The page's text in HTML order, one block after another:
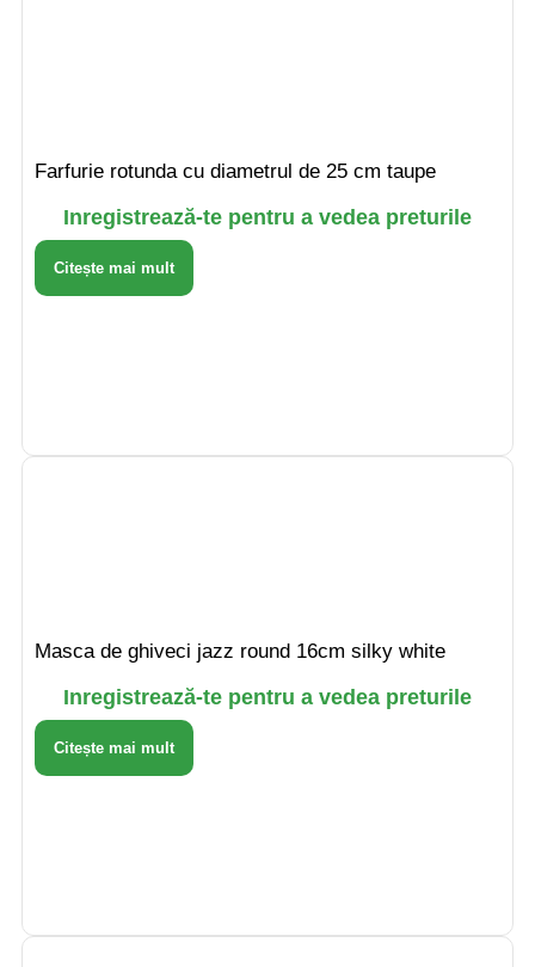
Farfurie rotunda cu diametrul de 25 cm taupe
Inregistrează-te pentru a vedea preturile
Citește mai mult
Masca de ghiveci jazz round 16cm silky white
Inregistrează-te pentru a vedea preturile
Citește mai mult